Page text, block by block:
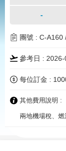
-
團號 : C-A160
參考日 :
每位訂金 :
其他費用說明 :
兩地機場稅、燃